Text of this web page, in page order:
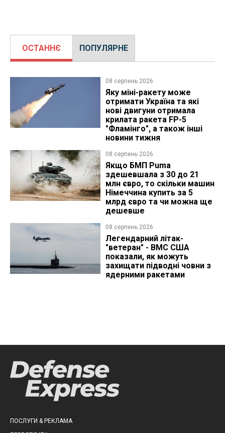
ОСТАННЄ ПОПУЛЯРНЕ
08 серпень 2026
Яку міні-ракету може
отримати Україна та які
нові двигуни отримала
крилата ракета FP-5
"Фламінго", а також інші
новини тижня
08 серпень 2026
Якщо БМП Puma
здешевшала з 30 до 21
млн євро, то скільки машин
Німеччина купить за 5
млрд євро та чи можна ще
дешевше
08 серпень 2026
Легендарний літак-
"ветеран" - ВМС США
показали, як можуть
захищати підводні човни з
ядерними ракетами
ПОСЛУГИ & РЕКЛАМА